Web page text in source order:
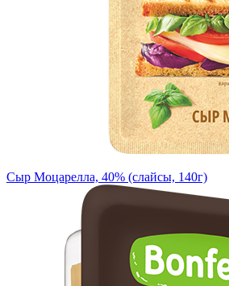
Сыр Моцарелла, 40% (слайсы, 140г)